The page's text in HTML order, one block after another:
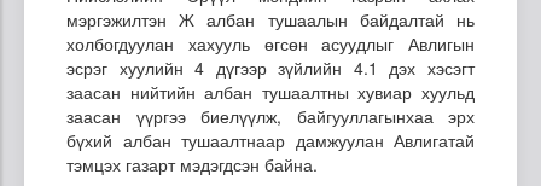
мэргэжилтэн Ж албан тушаалын байдалтай нь
холбогдуулан хахууль өгсөн асуудлыг Авлигын
эсрэг хуулийн 4 дүгээр зүйлийн 4.1 дэх хэсэгт
заасан нийтийн албан тушаалтны хувиар хуульд
заасан үүргээ биелүүлж, байгууллагынхаа эрх
бүхий албан тушаалтнаар дамжуулан Авлигатай
тэмцэх газарт мэдэгдсэн байна.